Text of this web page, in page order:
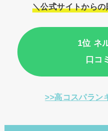
＼公式サイトから
1位 ネ
口コ
>>高コスパラン